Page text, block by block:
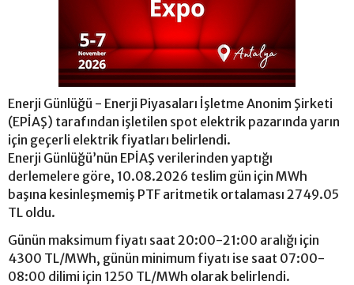
Enerji Günlüğü - Enerji Piyasaları İşletme Anonim Şirketi
(EPİAŞ) tarafından işletilen spot elektrik pazarında yarın
için geçerli elektrik fiyatları belirlendi.
Enerji Günlüğü’nün EPİAŞ verilerinden yaptığı
derlemelere göre, 10.08.2026 teslim gün için MWh
başına kesinleşmemiş PTF aritmetik ortalaması 2749.05
TL oldu.
Günün maksimum fiyatı saat 20:00-21:00 aralığı için
4300 TL/MWh, günün minimum fiyatı ise saat 07:00-
08:00 dilimi için 1250 TL/MWh olarak belirlendi.